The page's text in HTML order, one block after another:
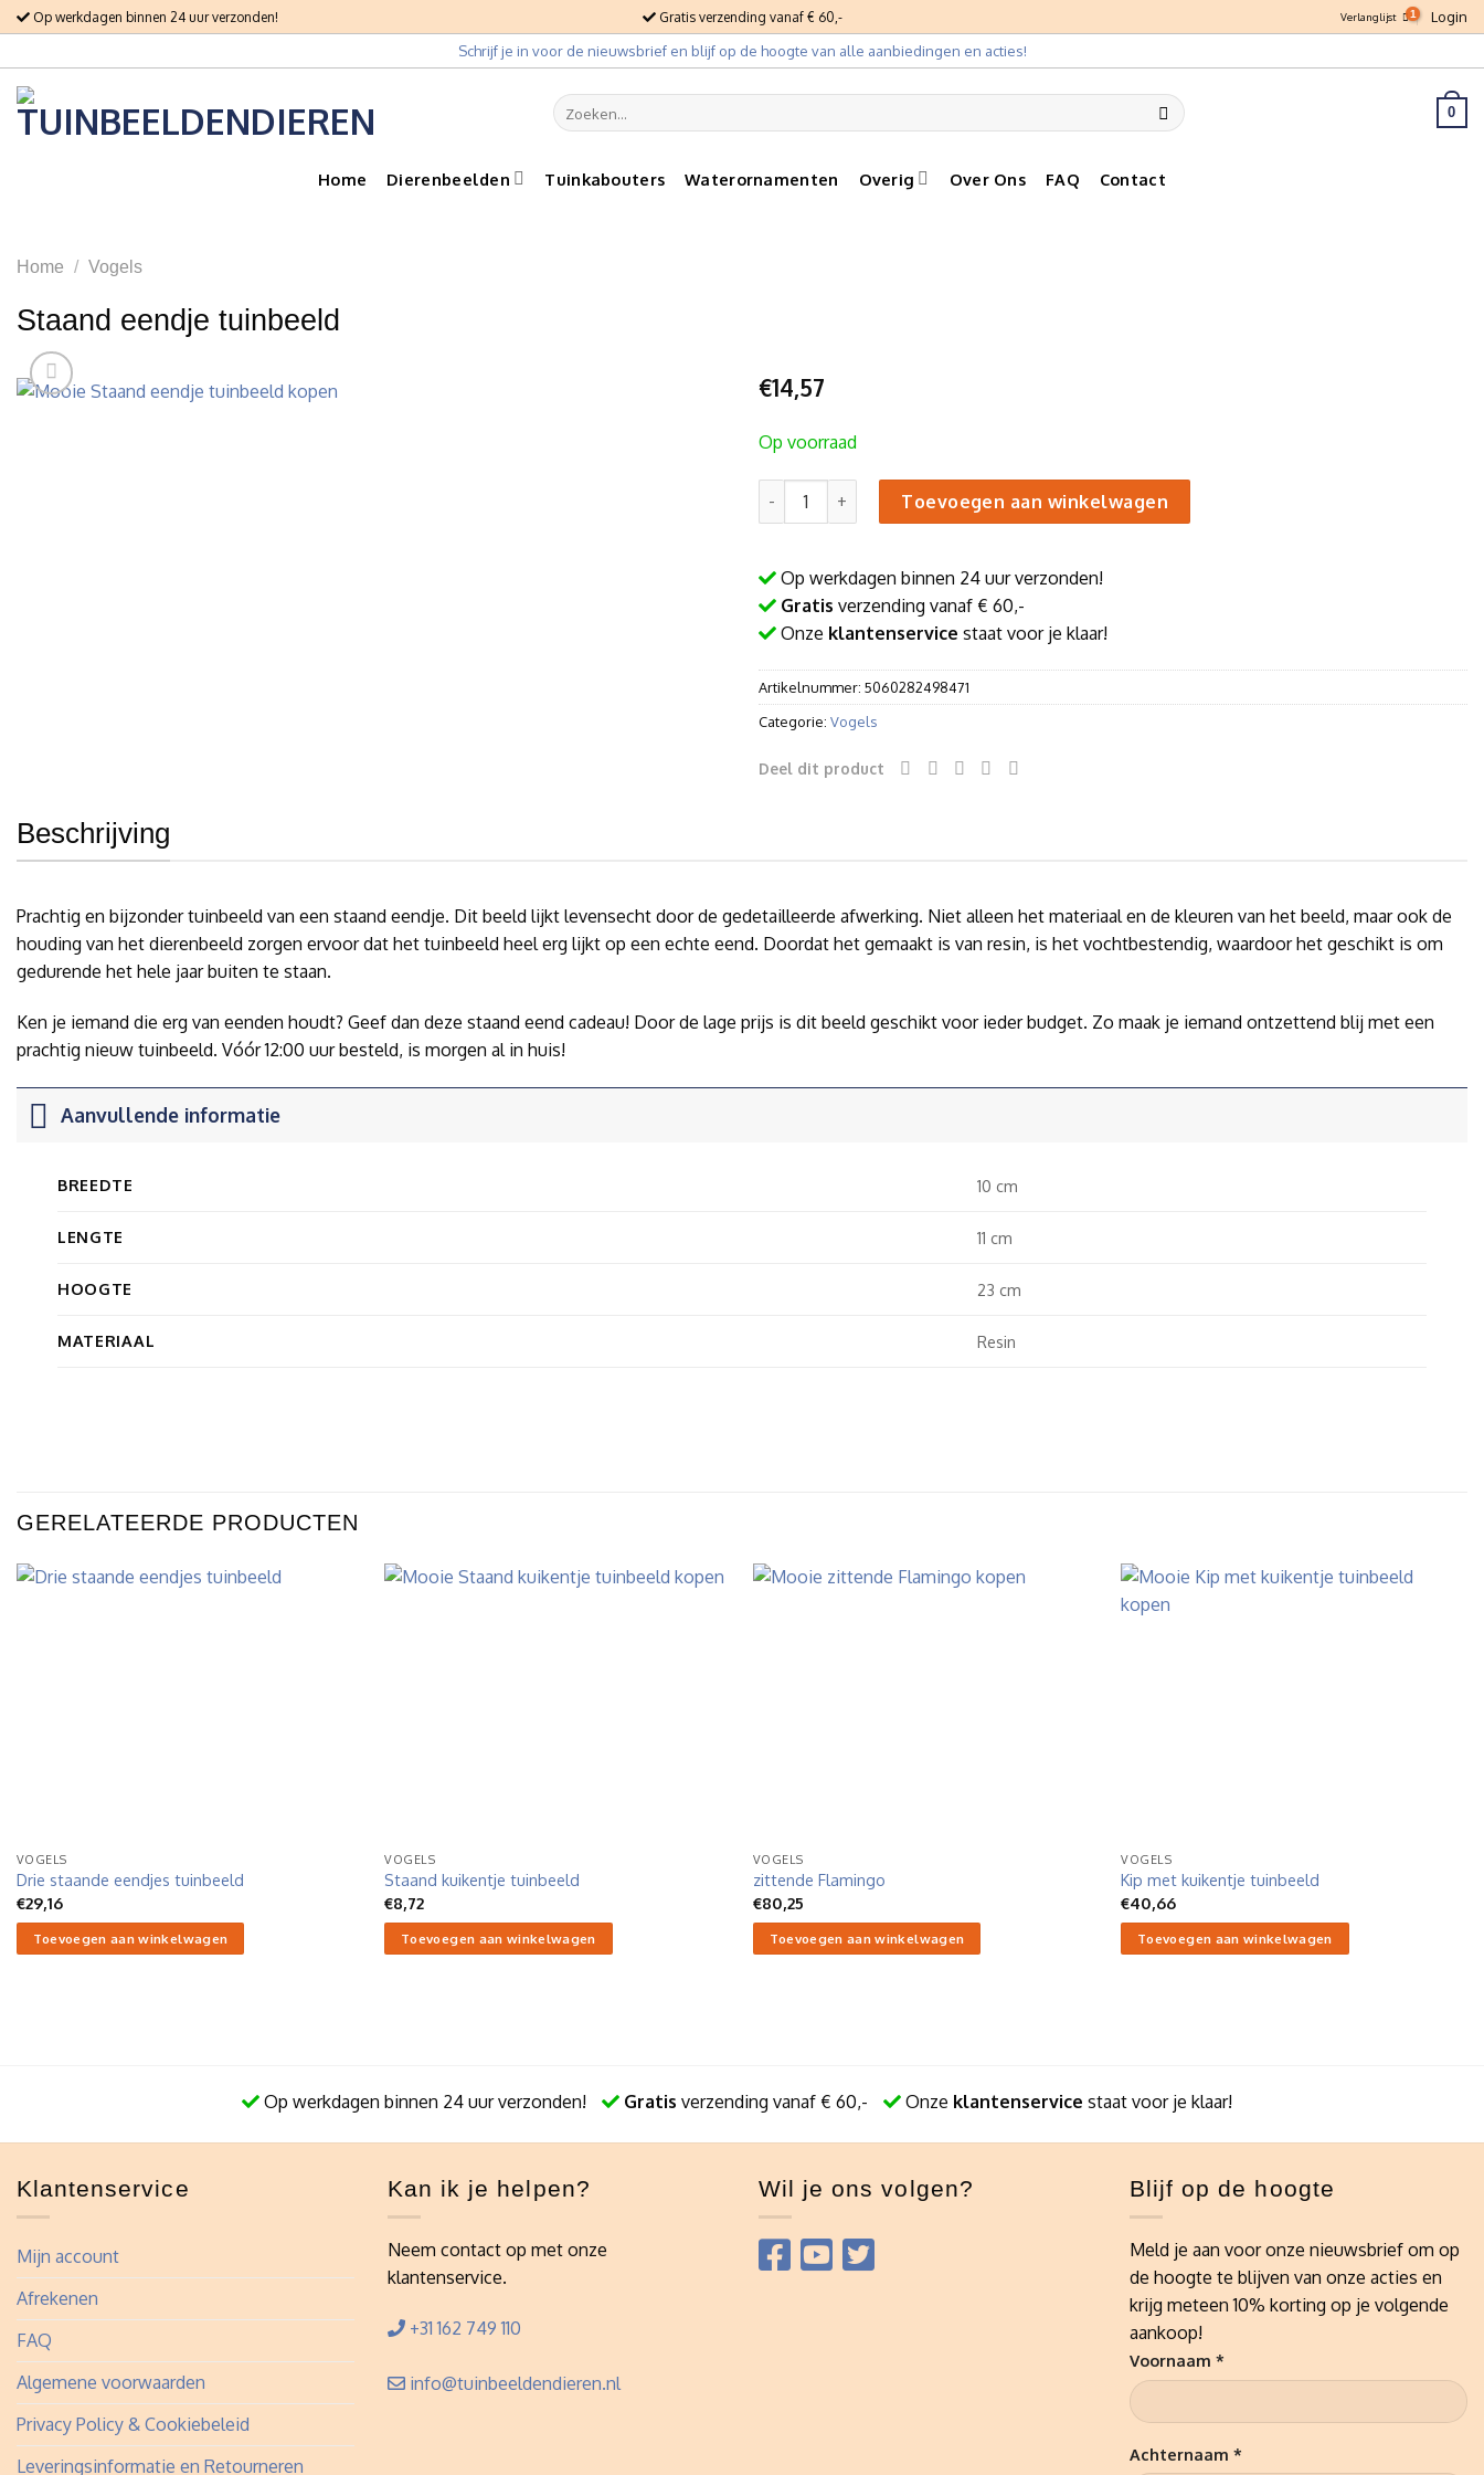
Skip
to
content
Op werkdagen binnen 24 uur verzonden! Gratis verzending vanaf € 60,- Verlanglijst
Login
Schrijf je in voor de nieuwsbrief en blijf op de hoogte van alle aanbiedingen en acties!
Zoeken
naar:
0
Home Dierenbeelden Tuinkabouters Waterornamenten Overig Over Ons FAQ Contact
Home / Vogels
Staand eendje tuinbeeld
€14,57
Op voorraad
Staand eendje tuinbeeld aantalToevoegen aan winkelwagen
Op werkdagen binnen 24 uur verzonden!
Gratis verzending vanaf € 60,-
Onze klantenservice staat voor je klaar!
Artikelnummer: 5060282498471
Categorie: Vogels
Deel dit product
Beschrijving
Prachtig en bijzonder tuinbeeld van een staand eendje. Dit beeld lijkt levensecht door de gedetailleerde afwerking. Niet alleen het materiaal en de kleuren van het beeld, maar ook de
houding van het dierenbeeld zorgen ervoor dat het tuinbeeld heel erg lijkt op een echte eend. Doordat het gemaakt is van resin, is het vochtbestendig, waardoor het geschikt is om
gedurende het hele jaar buiten te staan.
Ken je iemand die erg van eenden houdt? Geef dan deze staand eend cadeau! Door de lage prijs is dit beeld geschikt voor ieder budget. Zo maak je iemand ontzettend blij met een
prachtig nieuw tuinbeeld. Vóór 12:00 uur besteld, is morgen al in huis!
Aanvullende informatie
BREEDTE 10 cm
LENGTE 11 cm
HOOGTE 23 cm
MATERIAAL Resin
GERELATEERDE PRODUCTEN
VOGELS
Drie staande eendjes tuinbeeld
€29,16
Toevoegen aan winkelwagen
VOGELS
Staand kuikentje tuinbeeld
€8,72
Toevoegen aan winkelwagen
VOGELS
zittende Flamingo
€80,25
Toevoegen aan winkelwagen
VOGELS
Kip met kuikentje tuinbeeld
€40,66
Toevoegen aan winkelwagen
Op werkdagen binnen 24 uur verzonden! Gratis verzending vanaf € 60,- Onze klantenservice staat voor je klaar!
Klantenservice
Mijn account
Afrekenen
FAQ
Algemene voorwaarden
Privacy Policy & Cookiebeleid
Leveringsinformatie en Retourneren
Kan ik je helpen?
Neem contact op met onze
klantenservice.
+31 162 749 110
info@tuinbeeldendieren.nl
Wil je ons volgen? Blijf op de hoogte
Meld je aan voor onze nieuwsbrief om op
de hoogte te blijven van onze acties en
krijg meteen 10% korting op je volgende
aankoop!
Voornaam *
Achternaam *